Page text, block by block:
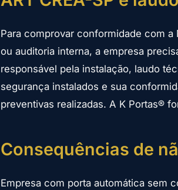
Para comprovar conformidade com
ou auditoria interna, a empresa
responsável pela instalação, laudo
segurança instalados e sua
preventivas realizadas. A K Portas®
Consequências de
Empresa com porta automática sem